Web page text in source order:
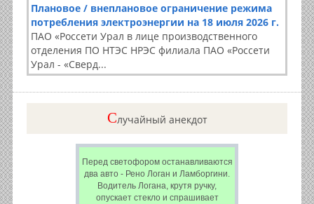
Плановое / внеплановое ограничение режима
потребления электроэнергии на 18 июля 2026 г.
ПАО «Россети Урал в лице производственного
отделения ПО НТЭС НРЭС филиала ПАО «Россети
Урал - «Сверд...
Cлучайный анекдот
Перед светофором останавливаются
два авто - Рено Логан и Ламборгини.
Водитель Логана, крутя ручку,
опускает стекло и спрашивает